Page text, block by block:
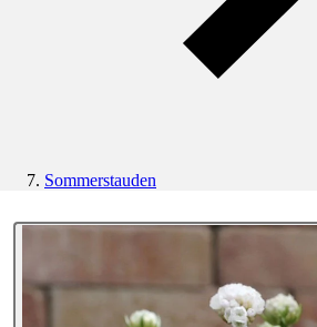
Sommerstauden